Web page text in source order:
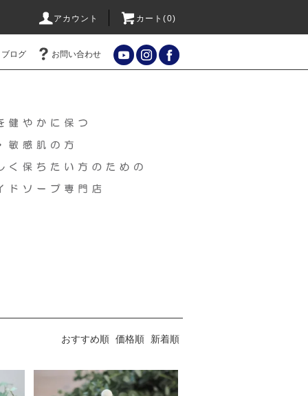
アカウント カート(0)
ブログ お問い合わせ
おすすめ順 価格順 新着順